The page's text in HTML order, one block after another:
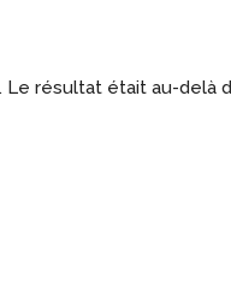
résultat était au-delà